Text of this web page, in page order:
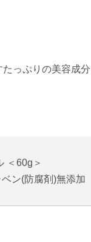
っぷりの美容成
＜ 60g ＞
ン(防腐剤)無添加